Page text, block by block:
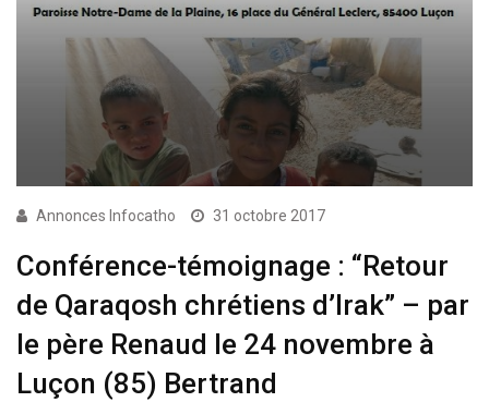
Annonces Infocatho 31 octobre 2017
Conférence-témoignage : “Retour
de Qaraqosh chrétiens d’Irak” – par
le père Renaud le 24 novembre à
Luçon (85) Bertrand